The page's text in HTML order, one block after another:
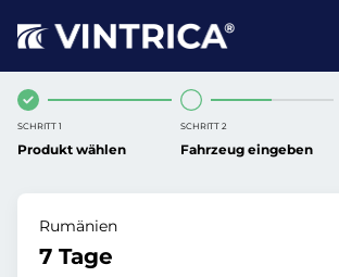
SCHRITT 1
Produkt wählen
SCHRITT 2
Fahrzeug eingeben
Rumänien
7 Tage